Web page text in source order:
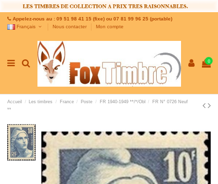
Appelez-nous au : 09 51 98 41 15 (fixe) ou 07 81 99 96 25 (portable)
Français
Nous contacter Mon compte
0
Accueil Les timbres France Poste FR 1940-1949 **/*/Obl
FR N° 0726 Neuf
**